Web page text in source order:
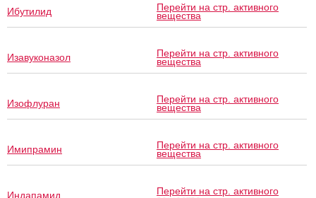
Ибутилид Перейти на стр. активного
вещества
Изавуконазол Перейти на стр. активного
вещества
Изофлуран Перейти на стр. активного
вещества
Имипрамин Перейти на стр. активного
вещества
Индапамид Перейти на стр. активного